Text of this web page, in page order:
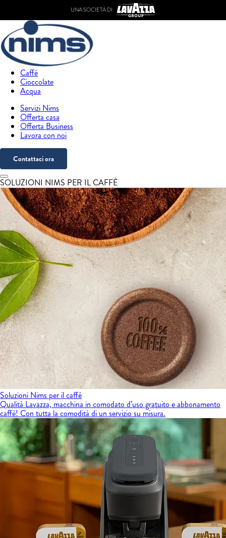
UNA SOCIETÀ DI
Caffé
Cioccolate
Acqua
Servizi Nims
Offerta casa
Offerta Business
Lavora con noi
Contattaci ora
SOLUZIONI NIMS PER IL CAFFÈ
Soluzioni Nims per il caffé
Qualità Lavazza, macchina in comodato d’uso gratuito e abbonamento
caffè! Con tutta la comodità di un servizio su misura.